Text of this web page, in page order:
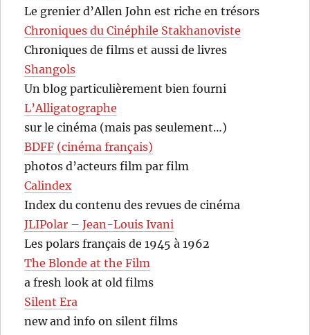
Le grenier d’Allen John est riche en trésors
Chroniques du Cinéphile Stakhanoviste
Chroniques de films et aussi de livres
Shangols
Un blog particulièrement bien fourni
L’Alligatographe
sur le cinéma (mais pas seulement…)
BDFF (cinéma français)
photos d’acteurs film par film
Calindex
Index du contenu des revues de cinéma
JLIPolar – Jean-Louis Ivani
Les polars français de 1945 à 1962
The Blonde at the Film
a fresh look at old films
Silent Era
new and info on silent films